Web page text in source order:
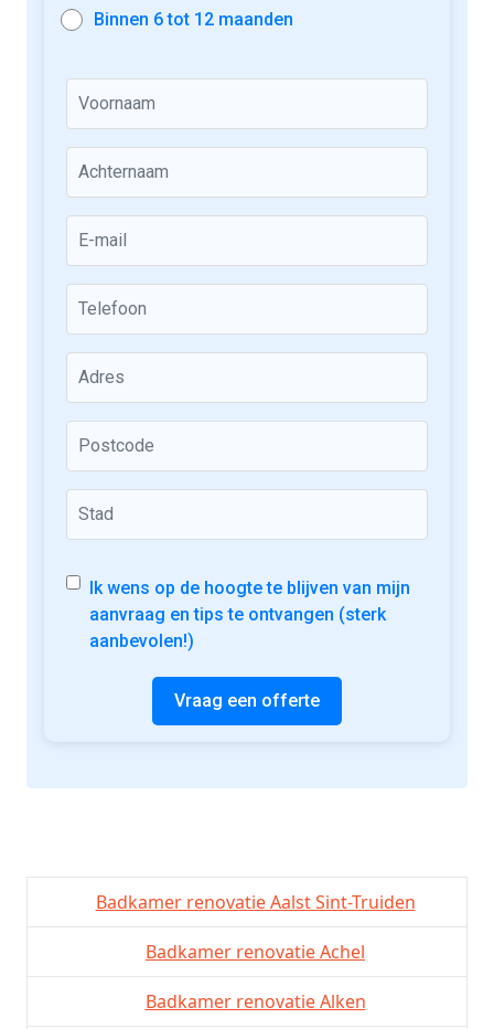
Binnen 6 tot 12 maanden
Ik wens op de hoogte te blijven van mijn
aanvraag en tips te ontvangen (sterk
aanbevolen!)
Vraag een offerte
Badkamer renovatie Aalst Sint-Truiden
Badkamer renovatie Achel
Badkamer renovatie Alken